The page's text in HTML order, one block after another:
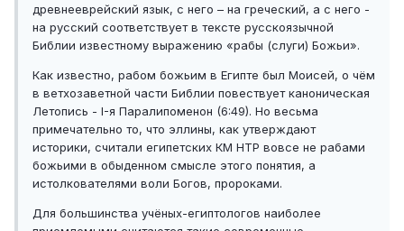
древнееврейский язык, с него – на греческий, а с него -
на русский соответствует в тексте русскоязычной
Библии известному выражению «рабы (слуги) Божьи».
Как известно, рабом божьим в Египте был Моисей, о чём
в ветхозаветной части Библии повествует каноническая
Летопись - I-я Паралипоменон (6:49). Но весьма
примечательно то, что эллины, как утверждают
историки, считали египетских КМ НТР вовсе не рабами
божьими в обыденном смысле этого понятия, а
истолкователями воли Богов, пророками.
Для большинства учёных-египтологов наиболее